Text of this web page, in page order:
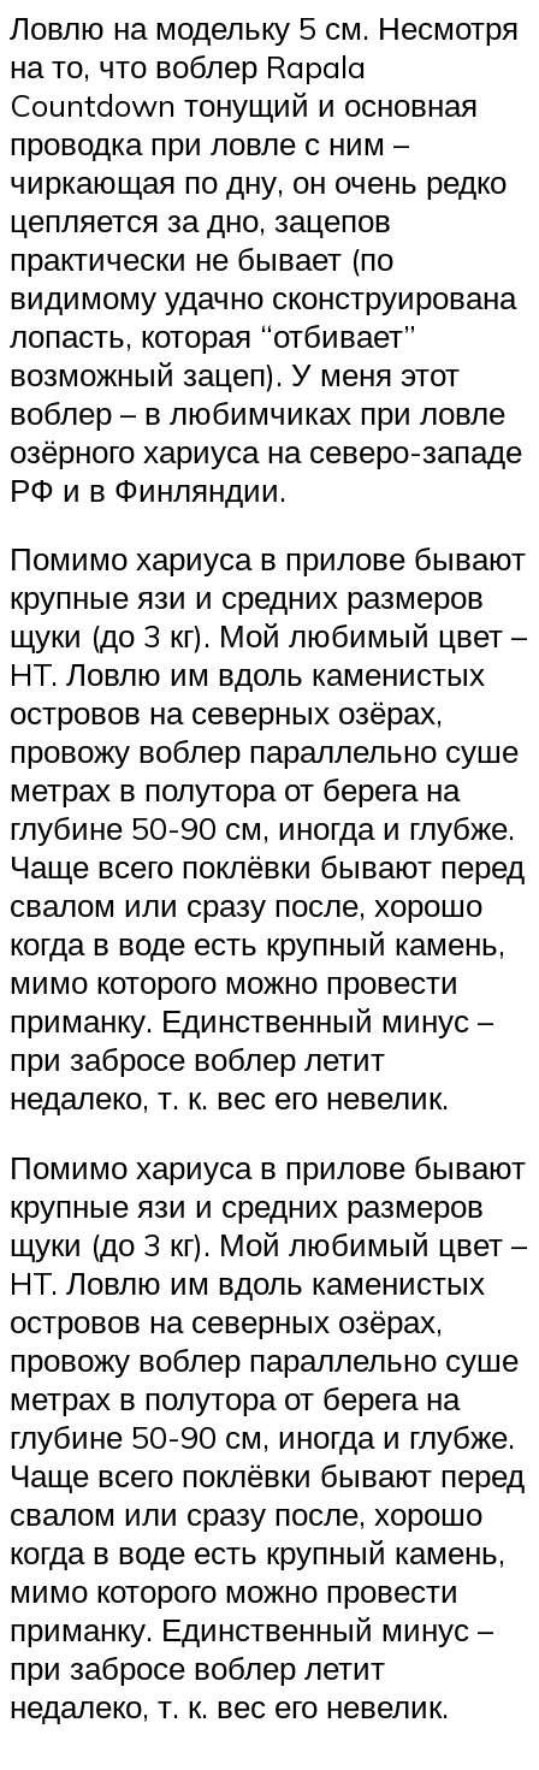
Ловлю на модельку 5 см. Несмотря
на то, что воблер Rapala
Countdown тонущий и основная
проводка при ловле с ним –
чиркающая по дну, он очень редко
цепляется за дно, зацепов
практически не бывает (по
видимому удачно сконструирована
лопасть, которая “отбивает”
возможный зацеп). У меня этот
воблер – в любимчиках при ловле
озёрного хариуса на северо-западе
РФ и в Финляндии.
Помимо хариуса в прилове бывают
крупные язи и средних размеров
щуки (до 3 кг). Мой любимый цвет –
HT. Ловлю им вдоль каменистых
островов на северных озёрах,
провожу воблер параллельно суше
метрах в полутора от берега на
глубине 50-90 см, иногда и глубже.
Чаще всего поклёвки бывают перед
свалом или сразу после, хорошо
когда в воде есть крупный камень,
мимо которого можно провести
приманку. Единственный минус –
при забросе воблер летит
недалеко, т. к. вес его невелик.
Помимо хариуса в прилове бывают
крупные язи и средних размеров
щуки (до 3 кг). Мой любимый цвет –
HT. Ловлю им вдоль каменистых
островов на северных озёрах,
провожу воблер параллельно суше
метрах в полутора от берега на
глубине 50-90 см, иногда и глубже.
Чаще всего поклёвки бывают перед
свалом или сразу после, хорошо
когда в воде есть крупный камень,
мимо которого можно провести
приманку. Единственный минус –
при забросе воблер летит
недалеко, т. к. вес его невелик.